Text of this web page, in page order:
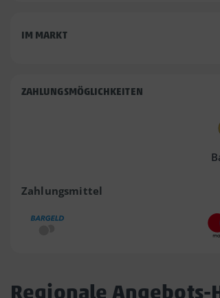
IM MARKT
ZAHLUNGSMÖGLICHKEITEN
Zahlungsmittel
Regionale